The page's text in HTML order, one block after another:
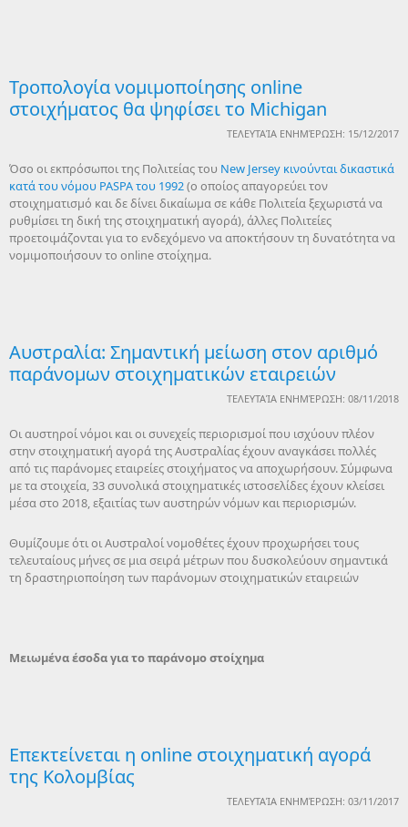
Τροπολογία νομιμοποίησης online
στοιχήματος θα ψηφίσει το Michigan
ΤΕΛΕΥΤΑΊΑ ΕΝΗΜΈΡΩΣΗ: 15/12/2017
Όσο οι εκπρόσωποι της Πολιτείας του New Jersey κινούνται δικαστικά
κατά του νόμου PASPA του 1992(ο οποίος απαγορεύει τον
στοιχηματισμό και δε δίνει δικαίωμα σε κάθε Πολιτεία ξεχωριστά να
ρυθμίσει τη δική της στοιχηματική αγορά), άλλες Πολιτείες
προετοιμάζονται για το ενδεχόμενο να αποκτήσουν τη δυνατότητα να
νομιμοποιήσουν το online στοίχημα.
Αυστραλία: Σημαντική μείωση στον αριθμό
παράνομων στοιχηματικών εταιρειών
ΤΕΛΕΥΤΑΊΑ ΕΝΗΜΈΡΩΣΗ: 08/11/2018
Οι αυστηροί νόμοι και οι συνεχείς περιορισμοί που ισχύουν πλέον
στην στοιχηματική αγορά της Αυστραλίας έχουν αναγκάσει πολλές
από τις παράνομες εταιρείες στοιχήματος να αποχωρήσουν. Σύμφωνα
με τα στοιχεία, 33 συνολικά στοιχηματικές ιστοσελίδες έχουν κλείσει
μέσα στο 2018, εξαιτίας των αυστηρών νόμων και περιορισμών.
Θυμίζουμε ότι οι Αυστραλοί νομοθέτες έχουν προχωρήσει τους
τελευταίους μήνες σε μια σειρά μέτρων που δυσκολεύουν σημαντικά
τη δραστηριοποίηση των παράνομων στοιχηματικών εταιρειών
Μειωμένα έσοδα για το παράνομο στοίχημα
Επεκτείνεται η online στοιχηματική αγορά
της Κολομβίας
ΤΕΛΕΥΤΑΊΑ ΕΝΗΜΈΡΩΣΗ: 03/11/2017